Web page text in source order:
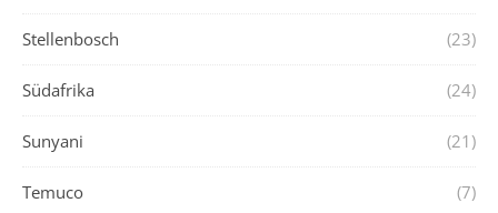
Stellenbosch (23)
Südafrika (24)
Sunyani (21)
Temuco (7)